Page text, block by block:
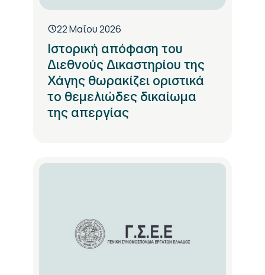
22 Μαΐου 2026
Ιστορική απόφαση του
Διεθνούς Δικαστηρίου της
Χάγης θωρακίζει οριστικά
το θεμελιώδες δικαίωμα
της απεργίας